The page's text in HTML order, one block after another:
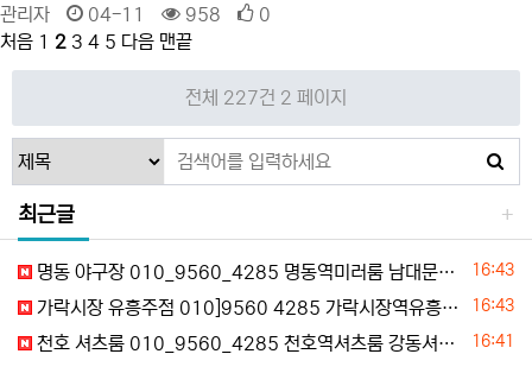
관리자 04-11 958
0
처음 1 2 3 4 5 다음 맨끝
전체 227건 2 페이지
최근글
등록일
16:43
명동 야구장 010_9560_4285 명동역미러룸 남대문미러룸 을지로미러룸 명동풀사롱 추천
등록일
16:43
가락시장 유흥주점 010]9560 4285 가락시장역유흥주점 가락유흥주점 문정유흥주점 가락시장쩜오 추천
등록일
16:41
천호 셔츠룸 010_9560_4285 천호역셔츠룸 강동셔츠룸 천호노래방 천호호빠 평일문의